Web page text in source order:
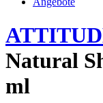
Natural
ml